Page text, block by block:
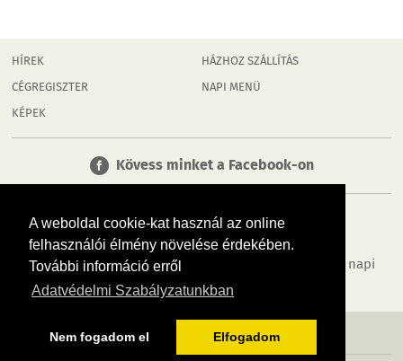
A weboldal cookie-kat használ az online
felhasználói élmény növelése érdekében.
További információ erről
Adatvédelmi Szabályzatunkban
Nem fogadom el Elfogadom
HÍREK
CÉGREGISZTER
KÉPEK
HÁZHOZ SZÁLLÍTÁS
NAPI MENÜ
Kövess minket a Facebook-on
Tudj meg többet városodról! Hírek, programok, képek, napi
menü, cégek…. és minden, ami Dombóvár
MÉDIAAJÁNLÓ ADATVÉDELEM IMPRESSZUM RÓLUNK